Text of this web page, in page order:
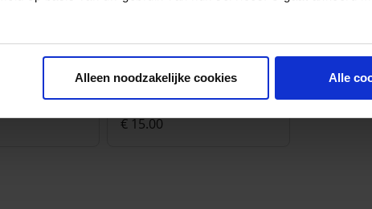
Alleen noodzakelijke cookies Alle
met
AMD
Amd pad onderlegger
super
€ 15.00